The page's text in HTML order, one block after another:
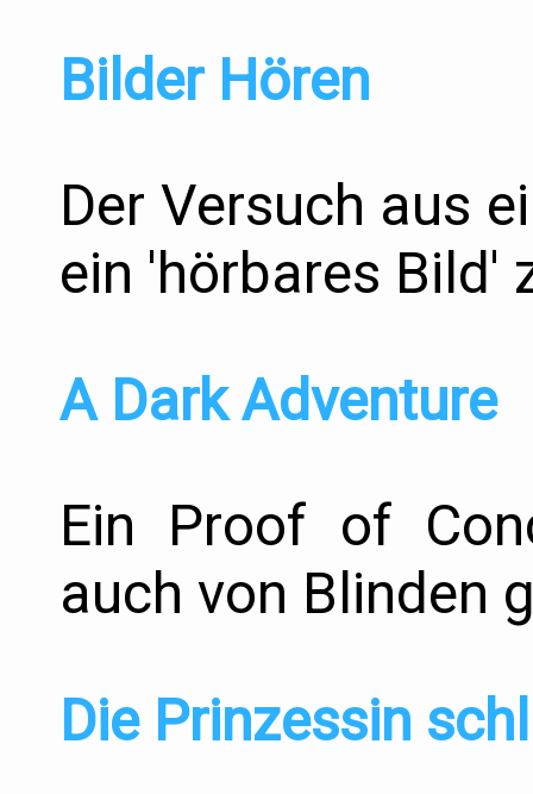
Bilder Hören
Der Versuch aus
ein 'hörbares Bild'
A Dark Adventure
Ein Proof of
auch von Blinden
Die Prinzessin